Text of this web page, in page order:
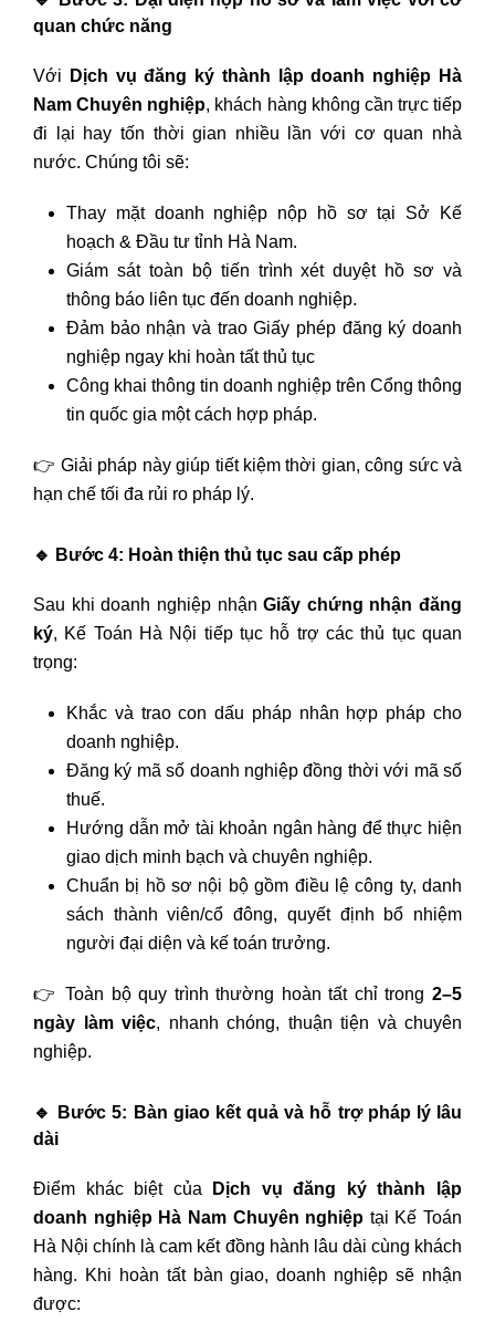
quan chức năng
Với
Dịch vụ đăng ký thành lập doanh nghiệp Hà
Nam Chuyên nghiệp, khách hàng không cần trực tiếp
đi lại hay tốn thời gian nhiều lần với cơ quan nhà
nước. Chúng tôi sẽ:
Thay mặt doanh nghiệp nộp hồ sơ tại Sở Kế
hoạch & Đầu tư tỉnh Hà Nam.
Giám sát toàn bộ tiến trình xét duyệt hồ sơ và
thông báo liên tục đến doanh nghiệp.
Đảm bảo nhận và trao Giấy phép đăng ký doanh
nghiệp ngay khi hoàn tất thủ tục
Công khai thông tin doanh nghiệp trên Cổng thông
tin quốc gia một cách hợp pháp.
👉 Giải pháp này giúp tiết kiệm thời gian, công sức và
hạn chế tối đa rủi ro pháp lý.
🔹 Bước 4: Hoàn thiện thủ tục sau cấp phép
Sau khi doanh nghiệp nhậnGiấy chứng nhận đăng
ký, Kế Toán Hà Nội tiếp tục hỗ trợ các thủ tục quan
trọng:
Khắc và trao con dấu pháp nhân hợp pháp cho
doanh nghiệp.
Đăng ký mã số doanh nghiệp đồng thời với mã số
thuế.
Hướng dẫn mở tài khoản ngân hàng để thực hiện
giao dịch minh bạch và chuyên nghiệp.
Chuẩn bị hồ sơ nội bộ gồm điều lệ công ty, danh
sách thành viên/cổ đông, quyết định bổ nhiệm
người đại diện và kế toán trưởng.
👉 Toàn bộ quy trình thường hoàn tất chỉ trong 2–5
ngày làm việc, nhanh chóng, thuận tiện và chuyên
nghiệp.
🔹
Bước 5: Bàn giao kết quả và hỗ trợ pháp lý lâu
dài
Điểm khác biệt của
Dịch vụ đăng ký thành lập
doanh nghiệp Hà Nam Chuyên nghiệp tại Kế Toán
Hà Nội chính là cam kết đồng hành lâu dài cùng khách
hàng. Khi hoàn tất bàn giao, doanh nghiệp sẽ nhận
được: